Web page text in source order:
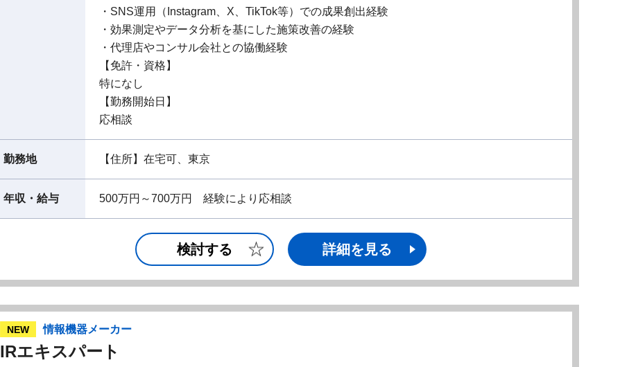
・SNS運用（Instagram、X、TikTok等）での成果創出経験
・効果測定やデータ分析を基にした施策改善の経験
・代理店やコンサル会社との協働経験
【免許・資格】
特になし
【勤務開始日】
応相談
勤務地 【住所】在宅可、東京
年収・給与 500万円～700万円 経験により応相談
検討する 詳細を見る
NEW 情報機器メーカー
IRエキスパート